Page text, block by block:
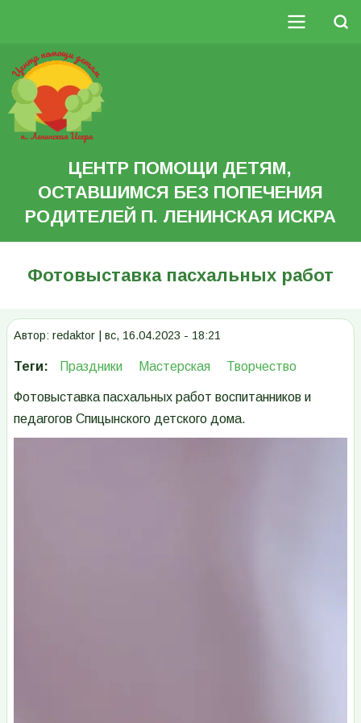
основному
содержанию
Search
Основная
навигация
ЦЕНТР ПОМОЩИ ДЕТЯМ,
ОСТАВШИМСЯ БЕЗ ПОПЕЧЕНИЯ
РОДИТЕЛЕЙ П. ЛЕНИНСКАЯ ИСКРА
Фотовыставка пасхальных работ
Автор: redaktor вс, 16.04.2023 - 18:21
Теги Праздники Мастерская Творчество
Фотовыставка пасхальных работ воспитанников и
педагогов Спицынского детского дома.